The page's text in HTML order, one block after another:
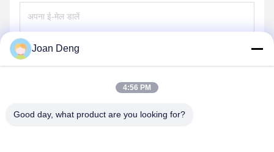
Joan Deng
4:56 PM
Good day, what product are you looking for?